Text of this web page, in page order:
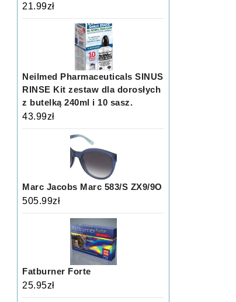
21.99zł
Neilmed Pharmaceuticals SINUS
RINSE Kit zestaw dla dorosłych
z butelką 240ml i 10 sasz.
43.99zł
Marc Jacobs Marc 583/S ZX9/9O
505.99zł
Fatburner Forte
25.95zł